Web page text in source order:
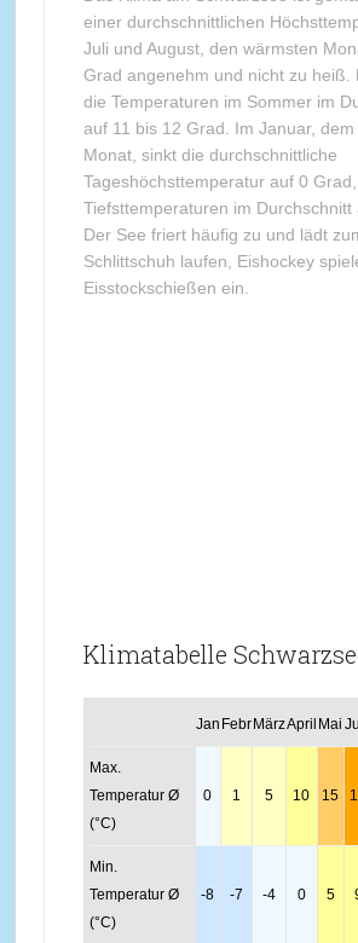
einer durchschnittlichen
Juli und August, den wärmsten
Grad angenehm und nicht zu heiß.
die Temperaturen im Sommer im
auf 11 bis 12 Grad. Im Januar, dem
Monat, sinkt die durchschnittliche
Tageshöchsttemperatur auf 0
Tiefsttemperaturen im Durchschnitt
Der See friert häufig zu und lädt
Schlittschuh laufen, Eishockey
Eisstockschießen ein.
Klimatabelle
Jan Febr MärzApril Mai
Max.
Temperatur Ø
(°C)
0 1 5 10 15
Min.
Temperatur Ø
(°C)
-8 -7 -4 0 5